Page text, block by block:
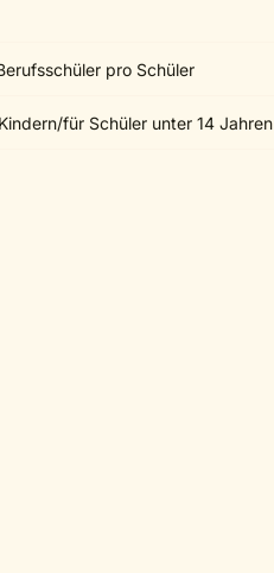
pro Schüler
für Schüler unter 14 Jahren